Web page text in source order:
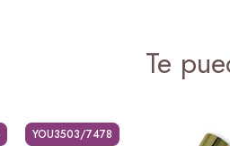
Te
YOU3503/7478